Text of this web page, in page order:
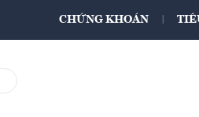
CHỨNG KHOÁN